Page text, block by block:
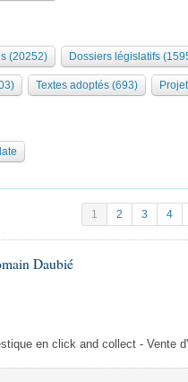
(20252) Dossiers législatifs
Textes adoptés (693)
1 2 3 4
Daubié
en click and collect - Vente